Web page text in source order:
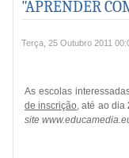
"APRENDER
Terça, 25 Outubro 2011
As escolas
de inscrição, até ao dia
site